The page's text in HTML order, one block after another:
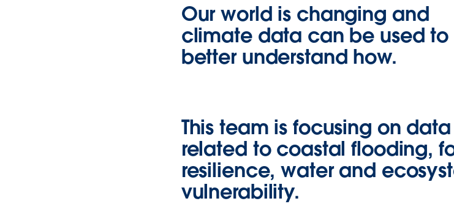
Our world is changing and
climate data can be used to
better understand how.
This team is focusing on data
related to coastal flooding,
resilience, water and
vulnerability.